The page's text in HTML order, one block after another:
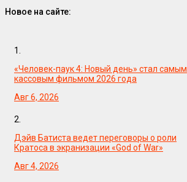
Новое на сайте:
1.
«Человек-паук 4: Новый день» стал самым
кассовым фильмом 2026 года
Авг 6, 2026
2.
Дэйв Батиста ведет переговоры о роли
Кратоса в экранизации «God of War»
Авг 4, 2026